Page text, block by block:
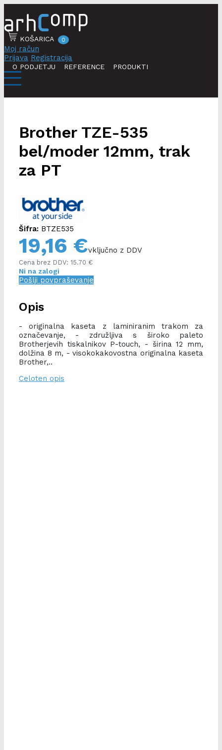
KOŠARICA 0
Moj račun
Prijava Registracija
O PODJETJU REFERENCE PRODUKTI
Brother TZE-535
bel/moder 12mm, trak
za PT
Šifra: BTZE535
19,16 €vključno z DDV
Cena brez DDV: 15.70 €
Ni na zalogi
Pošlji povpraševanje
Opis
- originalna kaseta z laminiranim trakom za
označevanje, - združljiva s široko paleto
Brotherjevih tiskalnikov P-touch, - širina 12 mm,
dolžina 8 m, - visokokakovostna originalna kaseta
Brother,..
Celoten opis